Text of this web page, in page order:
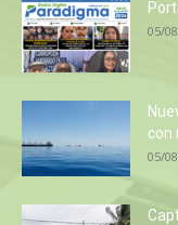
05/
con
05/